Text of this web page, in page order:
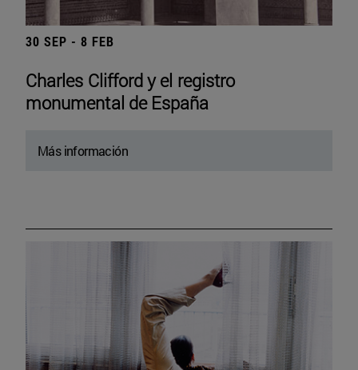
30 SEP - 8 FEB
Charles Clifford y el registro
monumental de España
Más información